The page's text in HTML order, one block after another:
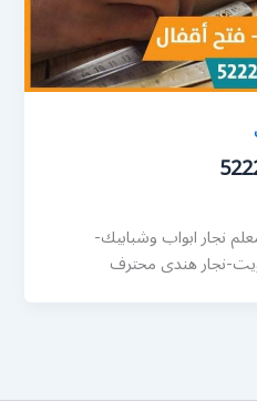
نجار ابواب وشبابيك-
نجار هندى محترف